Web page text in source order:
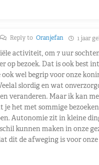
Reply toOranjefan 1 jaar
activiteit, om 7 uur
op bezoek. Dat is ook best
ook wel begrip voor onze
slordig en wat
veranderen. Maar ik kan
je het met sommige
Autonomie zit in kleine
kunnen maken in onze
dit de afweging is voor